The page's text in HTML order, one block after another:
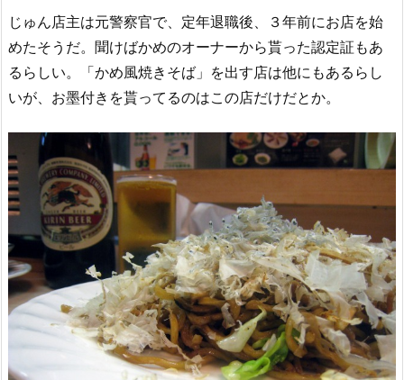
じゅん店主は元警察官で、定年退職後、３年前にお店を始
めたそうだ。聞けばかめのオーナーから貰った認定証もあ
るらしい。「かめ風焼きそば」を出す店は他にもあるらし
いが、お墨付きを貰ってるのはこの店だけだとか。